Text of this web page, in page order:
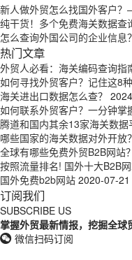
新人做外贸怎么找国外客户
纯干货！多个免费海关数据查
怎么查询外国公司的企业信息？
热门文章
外贸人必看：海关编码查询指
如何寻找外贸客户？记住这8
海关进出口数据怎么查？
如何联系外贸客户？一分钟掌
腾道和国内其余13家海关数据
哪些国家的海关数据对外开放？
全球有哪些免费外贸B2B网站？
按照流量排名! 国外十大B2B
国外免费b2b网站 2020-07-21
订阅我们
SUBSCRIBE US
掌握外贸最新情报，挖掘全球
微信扫码订阅